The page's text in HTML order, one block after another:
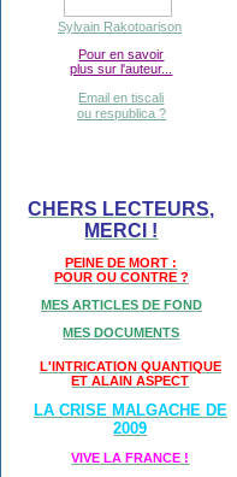
Sylvain Rakotoarison
Pour en savoir
plus sur l'auteur...
Email en tiscali
ou respublica ?
CHERS LECTEURS,
MERCI !
PEINE DE MORT :
POUR OU CONTRE ?
MES ARTICLES DE FOND
MES DOCUMENTS
L'INTRICATION QUANTIQUE
ET ALAIN ASPECT
LA CRISE MALGACHE DE
2009
VIVE LA FRANCE !